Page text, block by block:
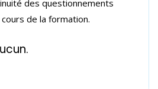
des questionnements
de la formation.